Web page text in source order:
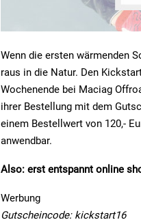
Wenn die ersten wärmenden
raus in die Natur. Den
Wochenende bei Maciag
ihrer Bestellung mit dem
einem Bestellwert von 120,-
anwendbar.
Also: erst entspannt online
Werbung
Gutscheincode: kickstart16